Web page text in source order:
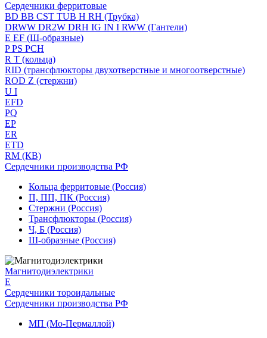
Сердечники ферритовые
BD BB CST TUB H RH (Трубка)
DRWW DR2W DRH IG IN I RWW (Гантели)
E EF (Ш-образные)
P PS PCH
R T (кольца)
RID (трансфлюкторы двухотверстные и многоотверстные)
ROD Z (стержни)
U I
EFD
PQ
EP
ER
ETD
RM (КВ)
Сердечники производства РФ
Кольца ферритовые (Россия)
П, ПП, ПК (Россия)
Стержни (Россия)
Трансфлюкторы (Россия)
Ч, Б (Россия)
Ш-образные (Россия)
Магнитодиэлектрики
E
Сердечники тороидальные
Сердечники производства РФ
МП (Мо-Пермаллой)